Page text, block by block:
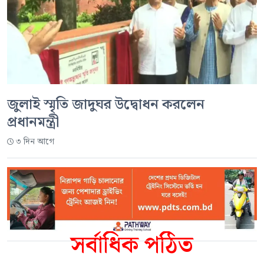
সর্বাধিক পঠিত
জুলাই স্মৃতি জাদুঘর উদ্বোধন করলেন
প্রধানমন্ত্রী
৩ দিন আগে